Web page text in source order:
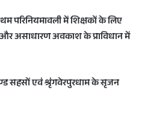
परिनियमावली में शिक्षकों के लिए
असाधारण अवकाश के प्राविधान में
सहसों एवं श्रृंगवेरपुरधाम के सृजन